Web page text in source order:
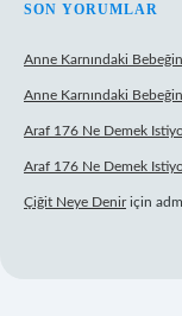
SON YORUMLAR
Anne Karnındaki
Anne Karnındaki
Araf 176 Ne Demek
Araf 176 Ne Demek
Çiğit Neye Deniriçin